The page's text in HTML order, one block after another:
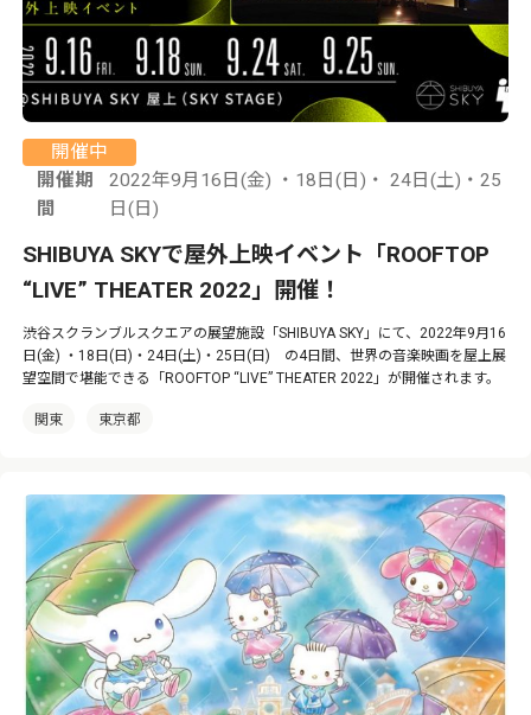
開催中
開催期
間
2022年9月16日(金) ・18日(日)・ 24日(土)・25
日(日)
SHIBUYA SKYで屋外上映イベント「ROOFTOP
“LIVE” THEATER 2022」開催！
渋谷スクランブルスクエアの展望施設「SHIBUYA SKY」にて、2022年9月16
日(金) ・18日(日)・24日(土)・25日(日) の4日間、世界の音楽映画を屋上展
望空間で堪能できる「ROOFTOP “LIVE” THEATER 2022」が開催されます。
関東 東京都